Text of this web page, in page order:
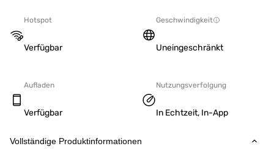
Hotspot
Verfügbar
Geschwindigkeit
Uneingeschränkt
Aufladen
Verfügbar
Nutzungsverfolgung
In Echtzeit, In-App
Vollständige Produktinformationen